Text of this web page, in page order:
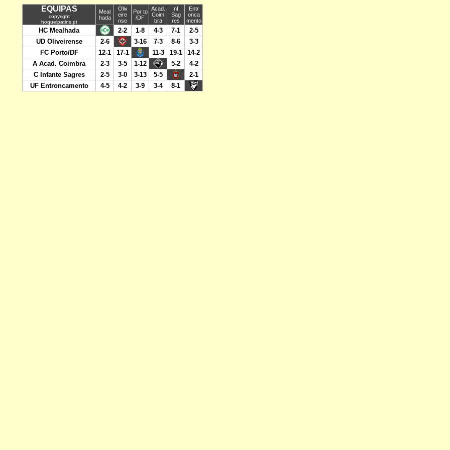
EQUIPAS
copyright
hoqueipatins.pt
Meal
hada
Oliv
eire
nse
Por to
/DF
Acad.
Coim
bra
Inf.
Sag
res
Entr
onca
mento
HC Mealhada 2-2 1-8 4-3 7-1
2-5
UD Oliveirense
2-6 3-16 7-3 8-6
3-3
FC Porto/DF
12-1 17-1 11-3 19-1
14-2
A Acad. Coimbra
2-3 3-5 1-12 5-2
4-2
C Infante Sagres
2-5 3-0 3-13 5-5
2-1
UF Entroncamento
4-5 4-2 3-9 3-4 8-1